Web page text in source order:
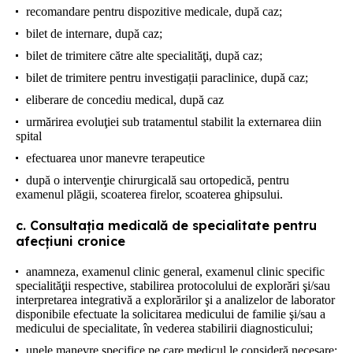
recomandare pentru dispozitive medicale, după caz;
bilet de internare, după caz;
bilet de trimitere către alte specialităţi, după caz;
bilet de trimitere pentru investigații paraclinice, după caz;
eliberare de concediu medical, după caz
urmărirea evoluţiei sub tratamentul stabilit la externarea diin
spital
efectuarea unor manevre terapeutice
după o intervenţie chirurgicală sau ortopedică, pentru
examenul plăgii, scoaterea firelor, scoaterea ghipsului.
c. Consultaţia medicală de specialitate pentru
afecţiuni cronice
anamneza, examenul clinic general, examenul clinic specific
specialităţii respective, stabilirea protocolului de explorări şi/sau
interpretarea integrativă a explorărilor şi a analizelor de laborator
disponibile efectuate la solicitarea medicului de familie şi/sau a
medicului de specialitate, în vederea stabilirii diagnosticului;
unele manevre specifice pe care medicul le consideră necesare;